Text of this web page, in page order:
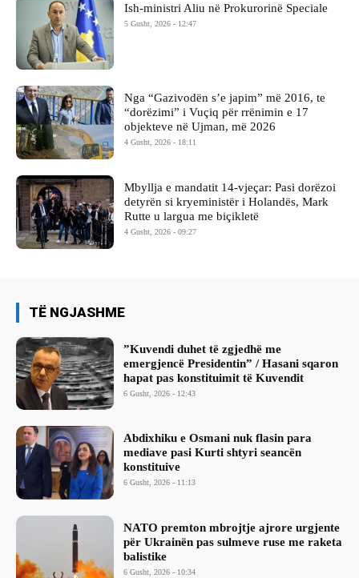
Ish-ministri ​Aliu në Prokurorinë Speciale
5 Gusht, 2026 - 12:47
Nga “Gazivodën s’e japim” më 2016, te
“dorëzimi” i Vuçiq për rrënimin e 17
objekteve në Ujman, më 2026
4 Gusht, 2026 - 18:11
Mbyllja e mandatit 14-vjeçar: Pasi dorëzoi
detyrën si kryeministër i Holandës, Mark
Rutte u largua me biçikletë
4 Gusht, 2026 - 09:27
TË NGJASHME
​”Kuvendi duhet të zgjedhë me
emergjencë Presidentin” / Hasani sqaron
hapat pas konstituimit të Kuvendit
6 Gusht, 2026 - 12:43
Abdixhiku e Osmani nuk flasin para
mediave pasi Kurti shtyri seancën
konstituive
6 Gusht, 2026 - 11:13
NATO premton mbrojtje ajrore urgjente
për Ukrainën pas sulmeve ruse me raketa
balistike
6 Gusht, 2026 - 10:34